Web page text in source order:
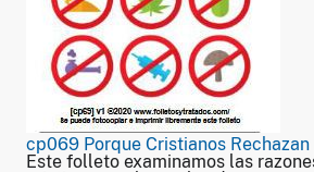
cp069 Porque Cristianos
Este folleto examinamos las